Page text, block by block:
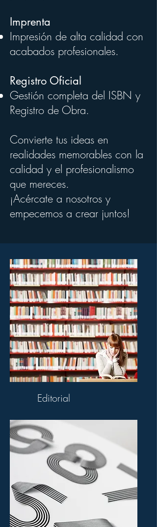
Imprenta
Impresión de alta calidad con
acabados profesionales.
Registro Oficial
Gestión completa del ISBN y
Registro de Obra.
Convierte tus ideas en
realidades memorables con la
calidad y el profesionalismo
que mereces.
¡Acércate a nosotros y
empecemos a crear juntos!
Editorial